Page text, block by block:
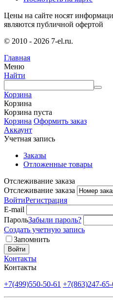
Цены на сайте носят
являются публичной офертой
© 2010 - 2026 7-el.ru.
Главная
Меню
Найти
Корзина
Корзина
Корзина пуста
Корзина Оформить заказ
Аккаунт
Учетная запись
Заказы
Отложенные товары
Отслеживание заказа
Отслеживание заказа
ВойтиРегистрация
E-mail
ПарольЗабыли пароль?
Создать учетную запись
Запомнить
Войти
Контакты
Контакты
+7(499)550-50-61 +7(863)247-